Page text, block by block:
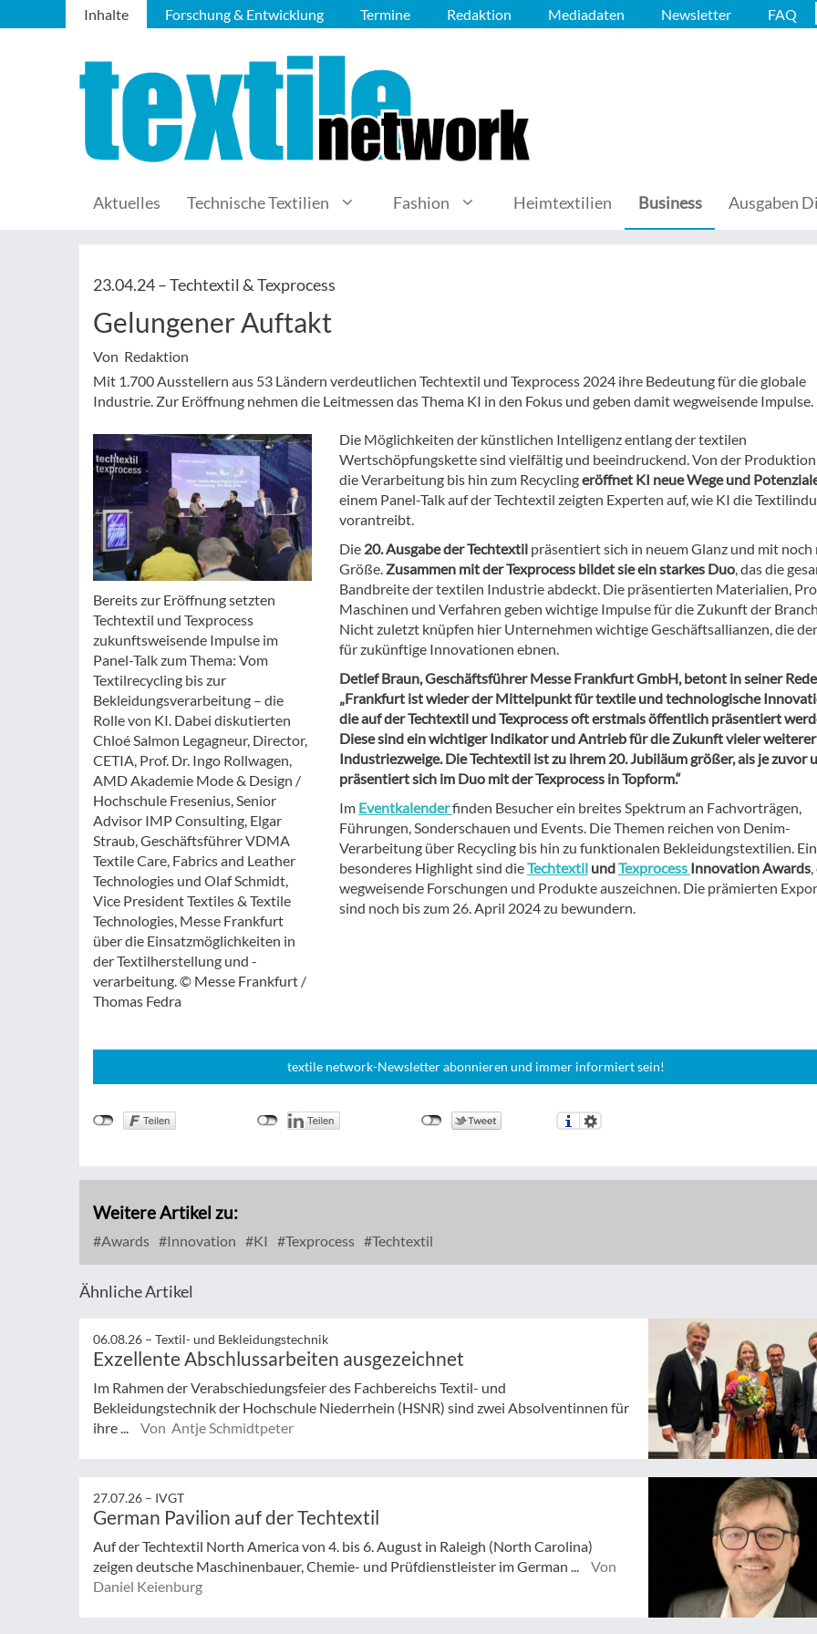
Inhalte Forschung & Entwicklung Termine Redaktion Mediadaten Newsletter FAQ
Aktuelles Technische Textilien Fashion Heimtextilien Business Ausgaben
23.04.24 –Techtextil & Texprocess
Gelungener Auftakt
Von Redaktion
Mit 1.700 Ausstellern aus 53 Ländern verdeutlichen Techtextil und Texprocess 2024 ihre Bedeutung für die globale
Industrie. Zur Eröffnung nehmen die Leitmessen das Thema KI in den Fokus und geben damit wegweisende Impulse.
Bereits zur Eröffnung setzten
Techtextil und Texprocess
zukunftsweisende Impulse im
Panel-Talk zum Thema: Vom
Textilrecycling bis zur
Bekleidungsverarbeitung – die
Rolle von KI. Dabei diskutierten
Chloé Salmon Legagneur, Director,
CETIA, Prof. Dr. Ingo Rollwagen,
AMD Akademie Mode & Design /
Hochschule Fresenius, Senior
Advisor IMP Consulting, Elgar
Straub, Geschäftsführer VDMA
Textile Care, Fabrics and Leather
Technologies und Olaf Schmidt,
Vice President Textiles & Textile
Technologies, Messe Frankfurt
über die Einsatzmöglichkeiten in
der Textilherstellung und -
verarbeitung. © Messe Frankfurt /
Thomas Fedra
Die Möglichkeiten der künstlichen Intelligenz entlang der textilen
Wertschöpfungskette sind vielfältig und beeindruckend. Von der
die Verarbeitung bis hin zum Recyclingeröffnet KI neue Wege und
einem Panel-Talk auf der Techtextil zeigten Experten auf, wie KI die
vorantreibt.
Die 20. Ausgabe der Techtextil präsentiert sich in neuem Glanz und mit noch
Größe. Zusammen mit der Texprocess bildet sie ein starkes Duo, das die
Bandbreite der textilen Industrie abdeckt. Die präsentierten Materialien,
Maschinen und Verfahren geben wichtige Impulse für die Zukunft der
Nicht zuletzt knüpfen hier Unternehmen wichtige Geschäftsallianzen, die
für zukünftige Innovationen ebnen.
Detlef Braun, Geschäftsführer Messe Frankfurt GmbH, betont in seiner
„Frankfurt ist wieder der Mittelpunkt für textile und technologische
die auf der Techtextil und Texprocess oft erstmals öffentlich präsentiert
Diese sind ein wichtiger Indikator und Antrieb für die Zukunft vieler weiterer
Industriezweige. Die Techtextil ist zu ihrem 20. Jubiläum größer, als je zuvor
präsentiert sich im Duo mit der Texprocess in Topform.“
Im Eventkalenderfinden Besucher ein breites Spektrum an Fachvorträgen,
Führungen, Sonderschauen und Events. Die Themen reichen von Denim-
Verarbeitung über Recycling bis hin zu funktionalen Bekleidungstextilien. Ein
besonderes Highlight sind dieTechtextil undTexprocess Innovation Awards
wegweisende Forschungen und Produkte auszeichnen. Die prämierten
sind noch bis zum 26. April 2024 zu bewundern.
textile network-Newsletter abonnieren und immer informiert sein!
Weitere Artikel zu:
Awards Innovation KI Texprocess Techtextil
Ähnliche Artikel
06.08.26 – Textil- und Bekleidungstechnik
Exzellente Abschlussarbeiten ausgezeichnet
Im Rahmen der Verabschiedungsfeier des Fachbereichs Textil- und
Bekleidungstechnik der Hochschule Niederrhein (HSNR) sind zwei Absolventinnen für
ihre ...
Von Antje Schmidtpeter
27.07.26 – IVGT
German Pavilion auf der Techtextil
Auf der Techtextil North America von 4. bis 6. August in Raleigh (North Carolina)
zeigen deutsche Maschinenbauer, Chemie- und Prüfdienstleister im German ...
Von
Daniel Keienburg